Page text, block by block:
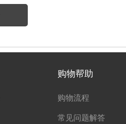
购物帮助
购物流程
常见问题解答